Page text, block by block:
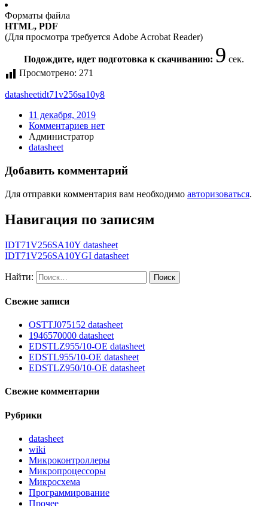
Форматы файла
HTML, PDF
(Для просмотра требуется Adobe Acrobat Reader)
Подождите, идет подготовка к скачиванию: 9 сек.
Просмотрено: 271
datasheetidt71v256sa10y8
11 декабря, 2019
Комментариев нет
Администратор
datasheet
Добавить комментарий
Для отправки комментария вам необходимо авторизоваться.
Навигация по записям
IDT71V256SA10Y datasheet
IDT71V256SA10YGI datasheet
Найти:
Свежие записи
OSTTJ075152 datasheet
1946570000 datasheet
EDSTLZ955/10-OE datasheet
EDSTL955/10-OE datasheet
EDSTLZ950/10-OE datasheet
Свежие комментарии
Рубрики
datasheet
wiki
Микроконтроллеры
Микропроцессоры
Микросхема
Программирование
Прочее